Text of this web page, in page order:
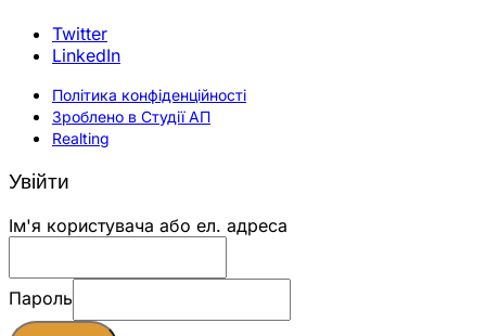
Twitter
LinkedIn
Політика конфіденційності
Зроблено в Студії АП
Realting
Увійти
Ім'я користувача або ел. адреса
Пароль